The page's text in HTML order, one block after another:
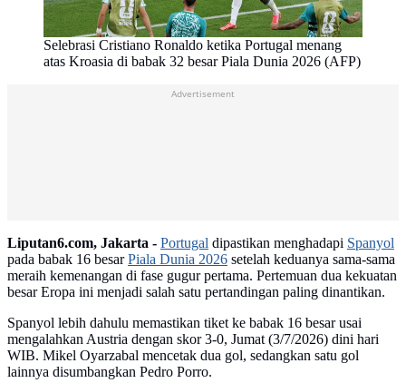
Selebrasi Cristiano Ronaldo ketika Portugal menang
atas Kroasia di babak 32 besar Piala Dunia 2026 (AFP)
Advertisement
Liputan6.com, Jakarta - Portugal dipastikan menghadapi Spanyol
pada babak 16 besarPiala Dunia 2026 setelah keduanya sama-sama
meraih kemenangan di fase gugur pertama. Pertemuan dua kekuatan
besar Eropa ini menjadi salah satu pertandingan paling dinantikan.
Spanyol lebih dahulu memastikan tiket ke babak 16 besar usai
mengalahkan Austria dengan skor 3-0, Jumat (3/7/2026) dini hari
WIB. Mikel Oyarzabal mencetak dua gol, sedangkan satu gol
lainnya disumbangkan Pedro Porro.